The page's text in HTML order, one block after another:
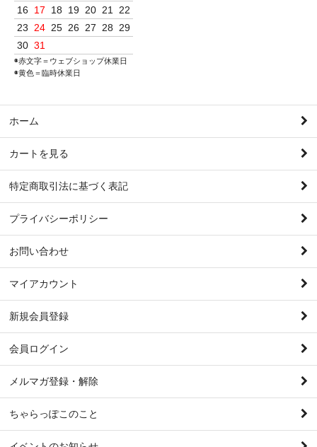
16
17 18 19 20 21
22
23
24 25 26 27 28
29
30 31
◉赤文字＝ウェブショップ休業日
◉黄色＝臨時休業日
ホーム
カートを見る
特定商取引法に基づく表記
プライバシーポリシー
お問い合わせ
マイアカウント
新規会員登録
会員ログイン
メルマガ登録・解除
ちゃらっぽこのこと